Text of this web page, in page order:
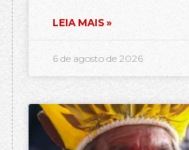
LEIA MAIS »
6 de agosto de 2026